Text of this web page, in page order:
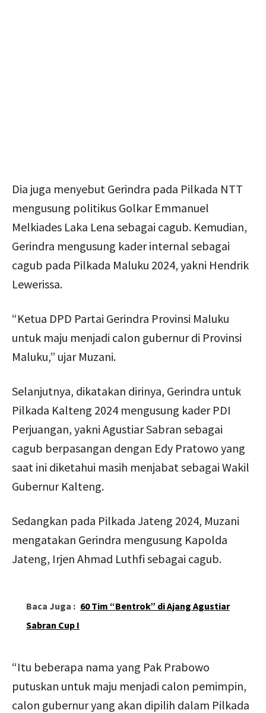
Dia juga menyebut Gerindra pada Pilkada NTT
mengusung politikus Golkar Emmanuel
Melkiades Laka Lena sebagai cagub. Kemudian,
Gerindra mengusung kader internal sebagai
cagub pada Pilkada Maluku 2024, yakni Hendrik
Lewerissa.
“Ketua DPD Partai Gerindra Provinsi Maluku
untuk maju menjadi calon gubernur di Provinsi
Maluku,” ujar Muzani.
Selanjutnya, dikatakan dirinya, Gerindra untuk
Pilkada Kalteng 2024 mengusung kader PDI
Perjuangan, yakni Agustiar Sabran sebagai
cagub berpasangan dengan Edy Pratowo yang
saat ini diketahui masih menjabat sebagai Wakil
Gubernur Kalteng.
Sedangkan pada Pilkada Jateng 2024, Muzani
mengatakan Gerindra mengusung Kapolda
Jateng, Irjen Ahmad Luthfi sebagai cagub.
Baca Juga : 60 Tim “Bentrok” di Ajang Agustiar
Sabran Cup I
“Itu beberapa nama yang Pak Prabowo
putuskan untuk maju menjadi calon pemimpin,
calon gubernur yang akan dipilih dalam Pilkada